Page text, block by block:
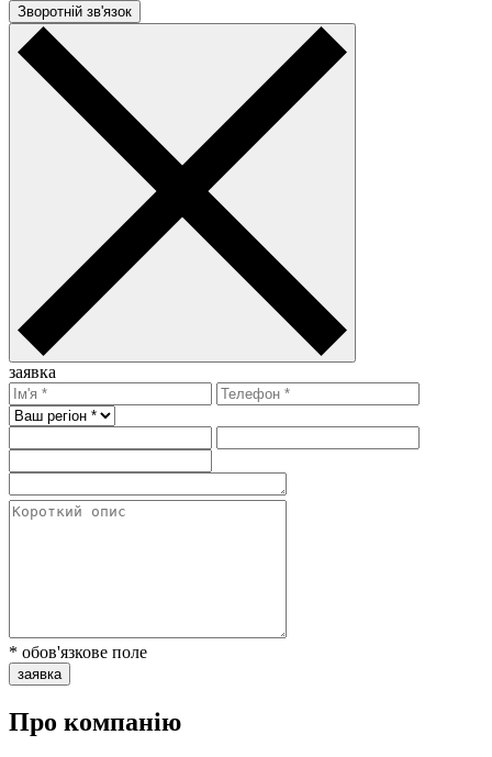
Зворотній зв'язок
заявка
* обов'язкове поле
заявка
Про компанію